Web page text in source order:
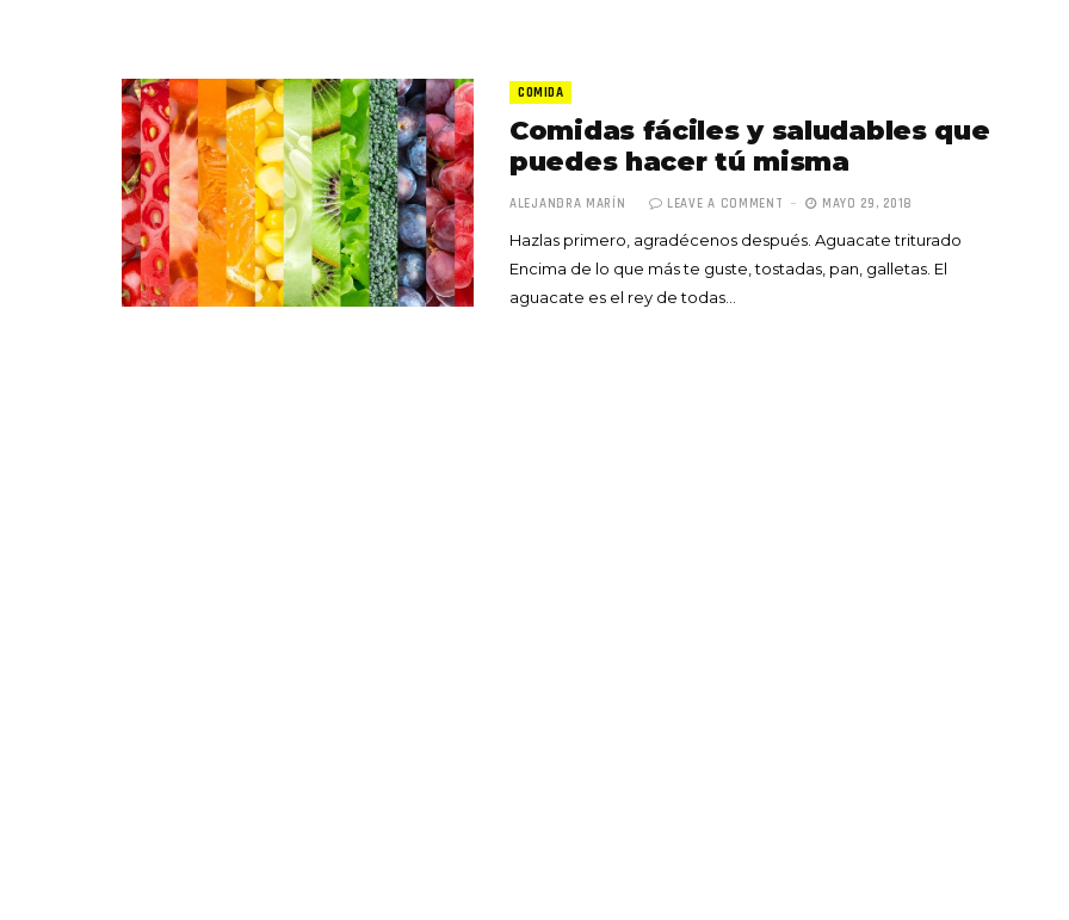
COMIDA
Comidas fáciles y saludables que
puedes hacer tú misma
ALEJANDRA MARÍN LEAVE A COMMENT MAYO 29, 2018
Hazlas primero, agradécenos después. Aguacate triturado
Encima de lo que más te guste, tostadas, pan, galletas. El
aguacate es el rey de todas…
Totó la Momposina: el